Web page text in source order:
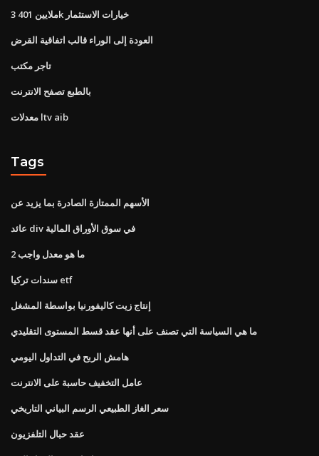
3 ملايين 401k خيارات الاستثمار
العودة إلى الوراء قالب اتفاقية القرض
تاجر مكتب
بالطبع تصفح الانترنت
معدلات ltv aib
Tags
الأسهم الممتازة الصادرة بما يزيد عن
عائد div في سوق الأوراق المالية
ما هو معدل واجب 2
سندات تركيا etf
إنتاج زيت كاليفورنيا بواسطة المشغل
ما هي السياسة التي تصنف على أنها عقد قسط المستوى التقليدي
هامش الربح في التداول اليومي
عامل التخفيف حاسبة على الانترنت
سعر الغاز الطبيعي الرسم البياني التاريخي
عقد حبال التلفزيون